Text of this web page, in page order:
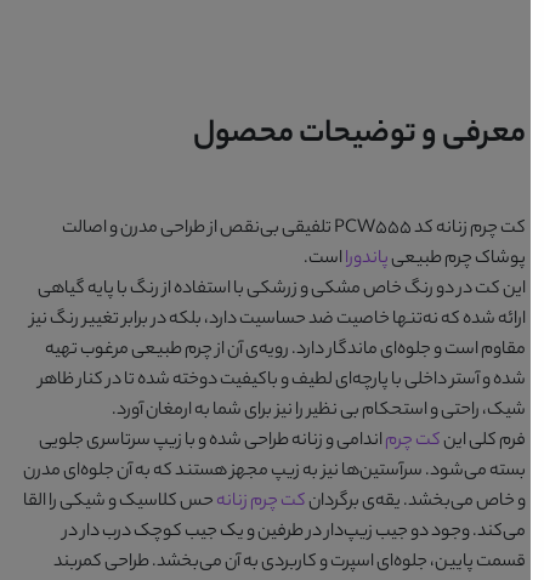
معرفی و توضیحات محصول
کت چرم زنانه کد PCW555
تلفیقی بی‌نقص از طراحی مدرن و اصالت
پوشاک چرم طبیعیپاندورااست.
این کت در دو رنگ خاصمشکیوزرشکیبا استفاده از رنگ با پایه گیاهی
ارائه شده که نه‌تنها خاصیت ضد حساسیت دارد، بلکه در برابر تغییر رنگ نیز
مقاوم است و جلوه‌ای ماندگار دارد. رویه‌ی آن از چرم طبیعی مرغوب تهیه
شده و آستر داخلی با پارچه‌ای لطیف و باکیفیت دوخته شده تا در کنار ظاهر
شیک، راحتی و استحکام بی نظیر را نیز برای شما به ارمغان آورد.
فرم کلی اینکت چرماندامی و زنانه طراحی شده و با زیپ سرتاسری جلویی
بسته می‌شود. سرآستین‌ها نیز به زیپ مجهز هستند که به آن جلوه‌ای مدرن
و خاص می‌بخشد. یقه‌ی برگردانکت چرم زنانهحس کلاسیک و شیکی را القا
می‌کند. وجود دو جیب زیپ‌دار در طرفین و یک جیب کوچک درب‌ دار در
قسمت پایین، جلوه‌ای اسپرت و کاربردی به آن می‌بخشد. طراحی کمربند